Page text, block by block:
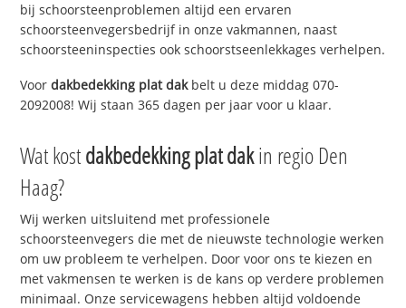
bij schoorsteenproblemen altijd een ervaren
schoorsteenvegersbedrijf in onze vakmannen, naast
schoorsteeninspecties ook schoorstseenlekkages verhelpen.
Voordakbedekking plat dakbelt u deze middag 070-
2092008! Wij staan 365 dagen per jaar voor u klaar.
Wat kostdakbedekking plat dakin regio Den
Haag?
Wij werken uitsluitend met professionele
schoorsteenvegers die met de nieuwste technologie werken
om uw probleem te verhelpen. Door voor ons te kiezen en
met vakmensen te werken is de kans op verdere problemen
minimaal. Onze servicewagens hebben altijd voldoende